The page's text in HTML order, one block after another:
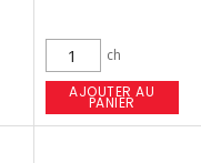
ch
AJOUTER AU
PANIER